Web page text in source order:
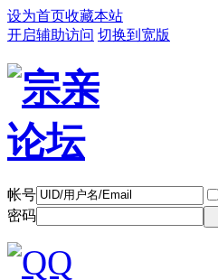
设为首页收藏本站
开启辅助访问 切换到宽版
帐号
密码